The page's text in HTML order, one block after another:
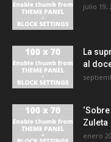
julio 19,
La
al
Zuleta
enero